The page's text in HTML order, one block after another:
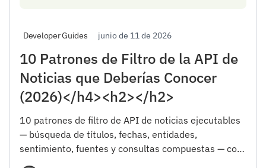
Developer Guides junio de 11 de 2026
10 Patrones de Filtro de la API de
Noticias que Deberías Conocer
(2026)</h4><h2></h2>
10 patrones de filtro de API de noticias ejecutables
— búsqueda de títulos, fechas, entidades,
sentimiento, fuentes y consultas compuestas — con